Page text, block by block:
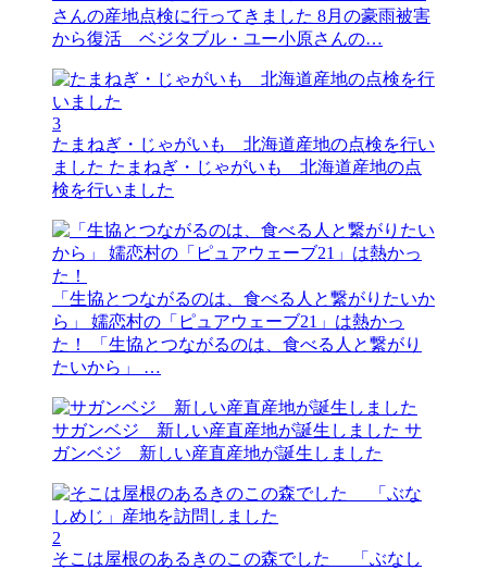
さんの産地点検に行ってきました 8月の豪雨被害
から復活 ベジタブル・ユー小原さんの…
3
たまねぎ・じゃがいも 北海道産地の点検を行い
ました たまねぎ・じゃがいも 北海道産地の点
検を行いました
「生協とつながるのは、食べる人と繋がりたいか
ら」 嬬恋村の「ピュアウェーブ21」は熱かっ
た！
「生協とつながるのは、食べる人と繋がり
たいから」 …
サガンベジ 新しい産直産地が誕生しました サ
ガンベジ 新しい産直産地が誕生しました
2
そこは屋根のあるきのこの森でした 「ぶなし